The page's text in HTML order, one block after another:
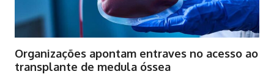
Organizações apontam entraves no acesso ao
transplante de medula óssea